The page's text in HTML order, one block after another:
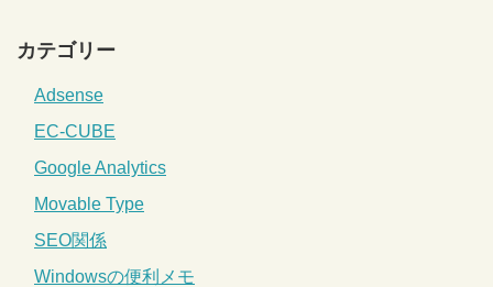
カテゴリー
Adsense
EC-CUBE
Google Analytics
Movable Type
SEO関係
Windowsの便利メモ